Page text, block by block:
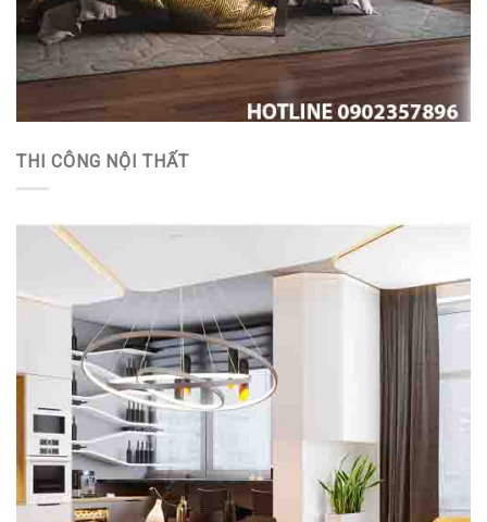
THI CÔNG NỘI THẤT